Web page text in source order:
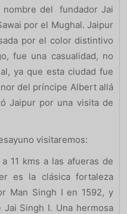
nombre del fundador Jai
por el Mughal. Jaipur
por el color distintivo
fue una casualidad, no
ya que esta ciudad fue
del príncipe Albert allá
Jaipur por una visita de
visitaremos:
11 kms a las afueras de
es la clásica fortaleza
Man Singh I en 1592, y
Singh I. Una hermosa